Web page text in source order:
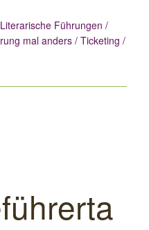
Literarische Führungen
mal anders
Ticketing